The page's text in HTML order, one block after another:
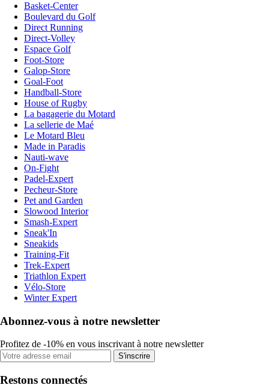
Basket-Center
Boulevard du Golf
Direct Running
Direct-Volley
Espace Golf
Foot-Store
Galop-Store
Goal-Foot
Handball-Store
House of Rugby
La bagagerie du Motard
La sellerie de Maé
Le Motard Bleu
Made in Paradis
Nauti-wave
On-Fight
Padel-Expert
Pecheur-Store
Pet and Garden
Slowood Interior
Smash-Expert
Sneak'In
Sneakids
Training-Fit
Trek-Expert
Triathlon Expert
Vélo-Store
Winter Expert
Abonnez-vous à notre newsletter
Profitez de -10% en vous inscrivant à notre newsletter
S'inscrire
Restons connectés